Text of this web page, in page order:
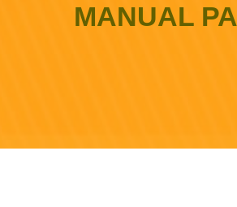
MANUAL